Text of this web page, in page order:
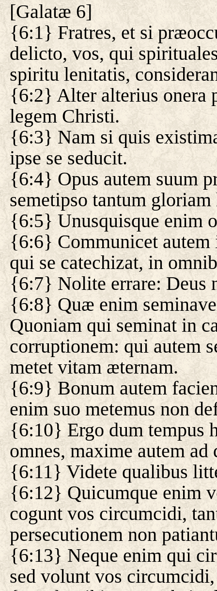
[Galatæ 6]
{6:1} Fratres, et si
delicto, vos, qui
spiritu lenitatis,
{6:2} Alter alterius onera
legem Christi.
{6:3} Nam si quis
ipse se seducit.
{6:4} Opus autem suum
semetipso tantum
{6:5} Unusquisque enim
{6:6} Communicet autem
qui se catechizat, in
{6:7} Nolite errare: Deus
{6:8} Quæ enim
Quoniam qui seminat in
corruptionem: qui autem
metet vitam æternam.
{6:9} Bonum autem
enim suo metemus non
{6:10} Ergo dum tempus
omnes, maxime autem
{6:11} Videte qualibus
{6:12} Quicumque enim
cogunt vos circumcidi,
persecutionem non
{6:13} Neque enim qui
sed volunt vos